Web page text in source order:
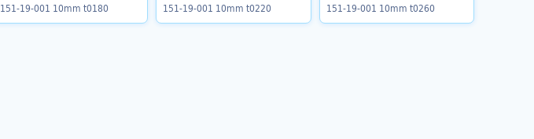
151-19-001 10mm t0180 151-19-001 10mm t0220 151-19-001 10mm t0260